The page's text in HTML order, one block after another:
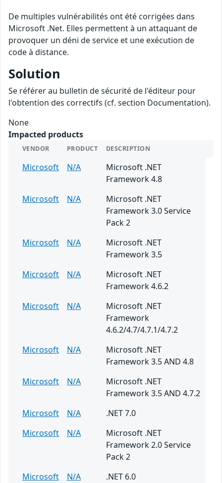
De multiples vulnérabilités ont été corrigées dans
Microsoft .Net. Elles permettent à un attaquant de
provoquer un déni de service et une exécution de
code à distance.
Solution
Se référer au bulletin de sécurité de l'éditeur pour
l'obtention des correctifs (cf. section Documentation).
None
Impacted products
VENDOR PRODUCT DESCRIPTION
Microsoft N/A
Microsoft .NET
Framework 4.8
Microsoft
N/A
Microsoft .NET
Framework 3.0 Service
Pack 2
Microsoft
N/A
Microsoft .NET
Framework 3.5
Microsoft
N/A
Microsoft .NET
Framework 4.6.2
Microsoft
N/A
Microsoft .NET
Framework
4.6.2/4.7/4.7.1/4.7.2
Microsoft
N/A
Microsoft .NET
Framework 3.5 AND 4.8
Microsoft
N/A
Microsoft .NET
Framework 3.5 AND 4.7.2
Microsoft
N/A
.NET 7.0
Microsoft
N/A
Microsoft .NET
Framework 2.0 Service
Pack 2
Microsoft
N/A
.NET 6.0